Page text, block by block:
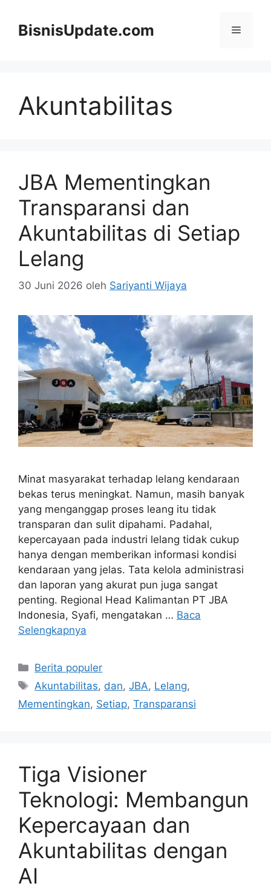
BisnisUpdate.com Menu
Akuntabilitas
JBA Mementingkan
Transparansi dan
Akuntabilitas di Setiap
Lelang
30 Juni 2026 oleh Sariyanti Wijaya
Minat masyarakat terhadap lelang kendaraan
bekas terus meningkat. Namun, masih banyak
yang menganggap proses leang itu tidak
transparan dan sulit dipahami. Padahal,
kepercayaan pada industri lelang tidak cukup
hanya dengan memberikan informasi kondisi
kendaraan yang jelas. Tata kelola administrasi
dan laporan yang akurat pun juga sangat
penting. Regional Head Kalimantan PT JBA
Indonesia, Syafi, mengatakan … Baca
Selengkapnya
Kategori
Berita populer
Tag
Akuntabilitas, dan,JBA, Lelang,
Mementingkan, Setiap, Transparansi
Tiga Visioner
Teknologi: Membangun
Kepercayaan dan
Akuntabilitas dengan
AI